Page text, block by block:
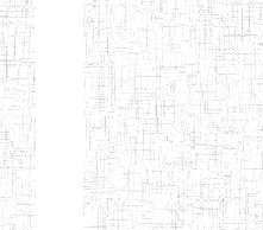
MOMO
ENIEG PRIVEE
TCHEB'S
ENIEG PRIVEE
BILINGUE